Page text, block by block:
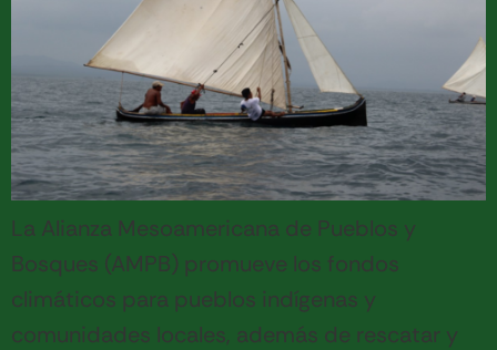
La Alianza Mesoamericana de Pueblos y
Bosques (AMPB) promueve los fondos
climáticos para pueblos indígenas y
comunidades locales, además de rescatar y